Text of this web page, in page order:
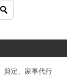
剪定、家事代行